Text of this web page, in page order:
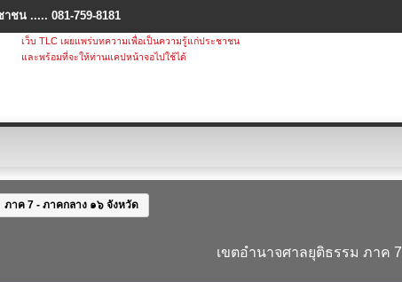
ชน ..... 081-759-8181
เว็บ TLC เผยแพร่บทความเพื่อเป็นความรู้แก่ประชาชน
และพร้อมที่จะให้ท่านแคปหน้าจอไปใช้ได้
ภาค 7 - ภาคกลาง ๑๖ จังหวัด
เขตอำนาจศาลยุติธรรม ภาค 7